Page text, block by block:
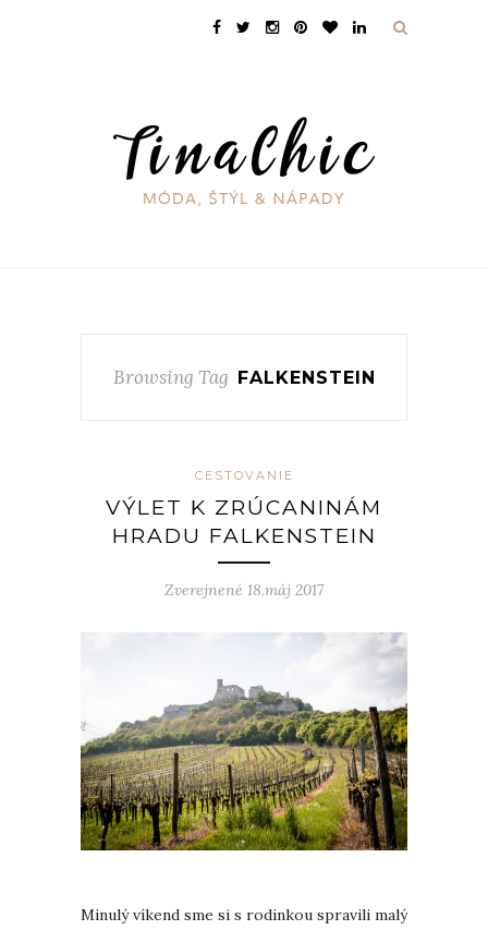
Browsing Tag FALKENSTEIN
CESTOVANIE
VÝLET K ZRÚCANINÁM
HRADU FALKENSTEIN
Zverejnené 18.máj 2017
Minulý víkend sme si s rodinkou spravili malý